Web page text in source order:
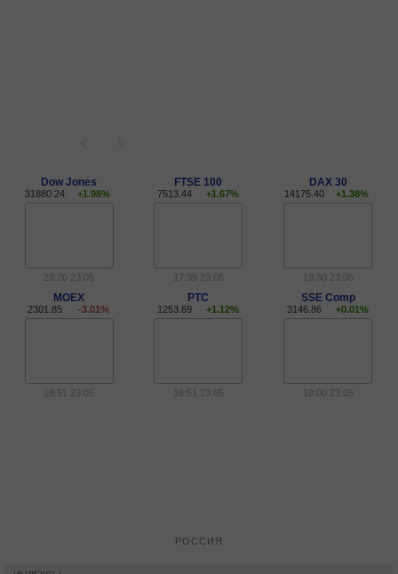
Dow Jones
31880.24 +1.98%
23:20 23.05
FTSE 100
7513.44 +1.67%
17:35 23.05
DAX 30
14175.40 +1.38%
19:30 23.05
MOEX
2301.85 -3.01%
18:51 23.05
РТС
1253.69 +1.12%
18:51 23.05
SSE Comp
3146.86 +0.01%
10:00 23.05
РОССИЯ